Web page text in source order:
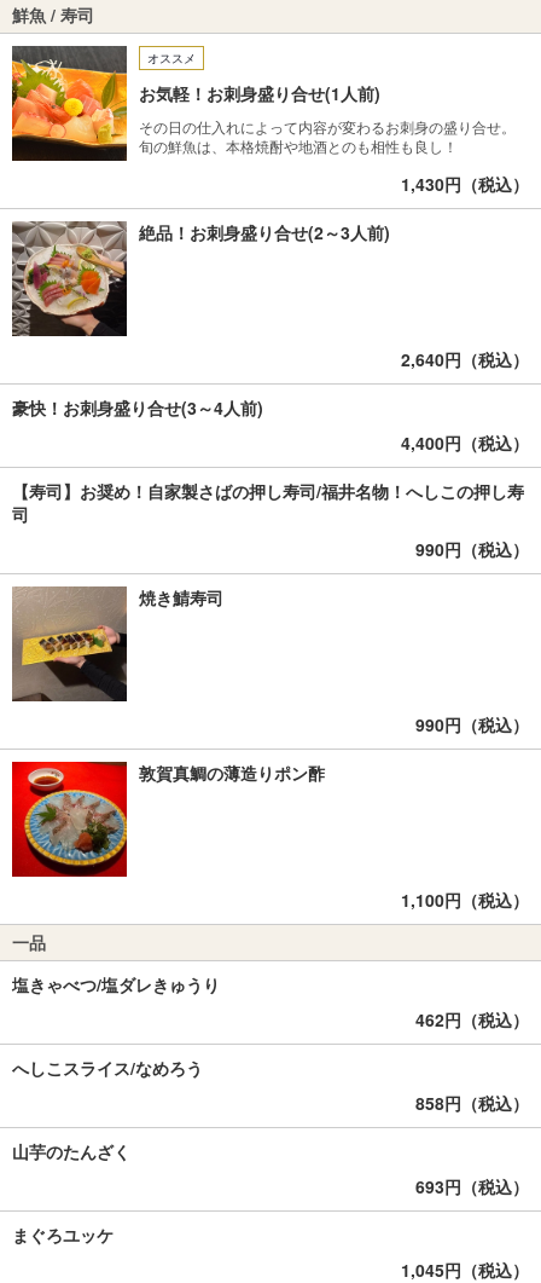
鮮魚 / 寿司
オススメ
お気軽！お刺身盛り合せ(1人前)
その日の仕入れによって内容が変わるお刺身の盛り合せ。
旬の鮮魚は、本格焼酎や地酒とのも相性も良し！
1,430円（税込）
絶品！お刺身盛り合せ(2～3人前)
2,640円（税込）
豪快！お刺身盛り合せ(3～4人前)
4,400円（税込）
【寿司】お奨め！自家製さばの押し寿司/福井名物！へしこの押し寿
司
990円（税込）
焼き鯖寿司
990円（税込）
敦賀真鯛の薄造りポン酢
1,100円（税込）
一品
塩きゃべつ/塩ダレきゅうり
462円（税込）
へしこスライス/なめろう
858円（税込）
山芋のたんざく
693円（税込）
まぐろユッケ
1,045円（税込）